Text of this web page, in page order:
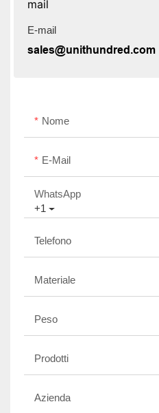
E-mail
sales@unithundred.com
Nome
E-Mail
+1
WhatsApp
Telefono
Materiale
Peso
Prodotti
Azienda